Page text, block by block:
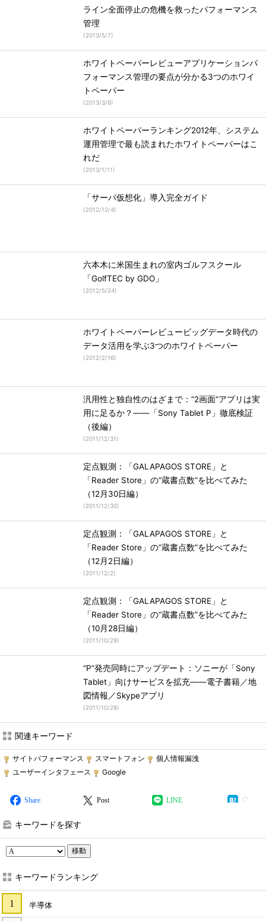
ライン全面停止の危機を救ったパフォーマンス
管理
(2013/5/7)
ホワイトペーパーレビューアプリケーションパ
フォーマンス管理の要点が分かる3つのホワイ
トペーパー
(2013/3/6)
ホワイトペーパーランキング2012年、システム
運用管理で最も読まれたホワイトペーパーはこ
れだ
(2013/1/11)
「サーバ仮想化」導入完全ガイド
(2012/12/4)
六本木に米国生まれの室内ゴルフスクール
「GolfTEC by GDO」
(2012/5/24)
ホワイトペーパーレビュービッグデータ時代の
データ活用を学ぶ3つのホワイトペーパー
(2012/2/16)
汎用性と独自性のはざまで：“2画面”アプリは実
用に足るか？――「Sony Tablet P」徹底検証
（後編）
(2011/12/31)
定点観測：「GALAPAGOS STORE」と
「Reader Store」の“蔵書点数”を比べてみた
（12月30日編）
(2011/12/30)
定点観測：「GALAPAGOS STORE」と
「Reader Store」の“蔵書点数”を比べてみた
（12月2日編）
(2011/12/2)
定点観測：「GALAPAGOS STORE」と
「Reader Store」の“蔵書点数”を比べてみた
（10月28日編）
(2011/10/28)
“P”発売同時にアップデート：ソニーが「Sony
Tablet」向けサービスを拡充――電子書籍／地
図情報／Skypeアプリ
(2011/10/28)
関連キーワード
サイトパフォーマンス スマートフォン
個人情報漏洩
ユーザーインタフェース
Google
Share Post LINE
キーワードを探す
移動
キーワードランキング
半導体